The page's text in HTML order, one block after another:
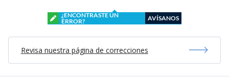
¿ENCONTRASTE UN
ERROR?
AVÍSANOS
Revisa nuestra página de correcciones